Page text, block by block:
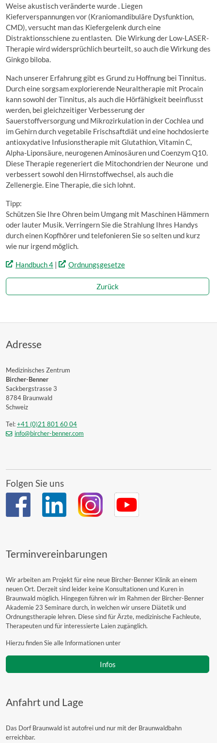
Weise akustisch veränderte wurde . Liegen
Kieferverspannungen vor (Kraniomandibuläre Dysfunktion,
CMD), versucht man das Kiefergelenk durch eine
Distraktionsschiene zu entlasten. Die Wirkung der Low-LASER-
Therapie wird widersprüchlich beurteilt, so auch die Wirkung des
Ginkgo biloba.
Nach unserer Erfahrung gibt es Grund zu Hoffnung bei Tinnitus.
Durch eine sorgsam explorierende Neuraltherapie mit Procain
kann sowohl der Tinnitus, als auch die Hörfähigkeit beeinflusst
werden, bei gleichzeitiger Verbesserung der
Sauerstoffversorgung und Mikrozirkulation in der Cochlea und
im Gehirn durch vegetabile Frischsaftdiät und eine hochdosierte
antioxydative Infusionstherapie mit Glutathion, Vitamin C,
Alpha-Liponsäure, neurogenen Aminosäuren und Coenzym Q10.
Diese Therapie regeneriert die Mitochondrien der Neurone und
verbessert sowohl den Hirnstoffwechsel, als auch die
Zellenergie. Eine Therapie, die sich lohnt.
Tipp:
Schützen Sie Ihre Ohren beim Umgang mit Maschinen Hämmern
oder lauter Musik. Verringern Sie die Strahlung Ihres Handys
durch einen Kopfhörer und telefonieren Sie so selten und kurz
wie nur irgend möglich.
Handbuch 4| Ordnungsgesetze
Zurück
Adresse
Medizinisches Zentrum
Bircher-Benner
Sackbergstrasse 3
8784 Braunwald
Schweiz
Tel:+41 (0)21 801 60 04
info@bircher-benner.com
Folgen Sie uns
Terminvereinbarungen
Wir arbeiten am Projekt für eine neue Bircher-Benner Klinik an einem
neuen Ort. Derzeit sind leider keine Konsultationen und Kuren in
Braunwald möglich. Hingegen führen wir im Rahmen der Bircher-Benner
Akademie 23 Seminare durch, in welchen wir unsere Diätetik und
Ordnungstherapie lehren. Diese sind für Ärzte, medizinische Fachleute,
Therapeuten und für interessierte Laien zugänglich.
Hierzu finden Sie alle Informationen unter
Infos
Anfahrt und Lage
Das Dorf Braunwald ist autofrei und nur mit der Braunwaldbahn
erreichbar.